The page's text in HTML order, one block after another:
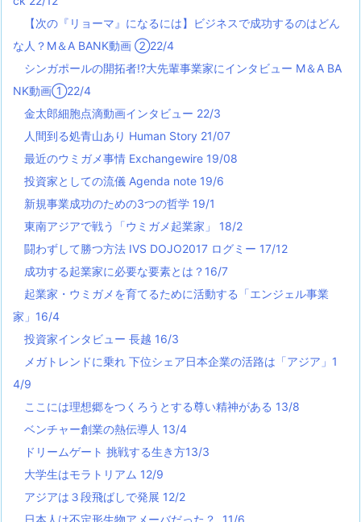
【次の『リョーマ』になるには】ビジネスで成功するのはどん
な人？M＆A BANK動画 ②22/4
シンガポールの開拓者!?大先輩事業家にインタビュー M＆A BA
NK動画①22/4
金太郎細胞点滴動画インタビュー 22/3
人間到る処青山あり Human Story 21/07
最近のウミガメ事情 Exchangewire 19/08
投資家としての流儀 Agenda note 19/6
新規事業成功のための3つの哲学 19/1
東南アジアで戦う「ウミガメ起業家」 18/2
闘わずして勝つ方法 IVS DOJO2017 ログミー 17/12
成功する起業家に必要な要素とは？16/7
起業家・ウミガメを育てるために活動する「エンジェル事業
家」16/4
投資家インタビュー 長越 16/3
メガトレンドに乗れ 下位シェア日本企業の活路は「アジア」1
4/9
ここには理想郷をつくろうとする尊い精神がある 13/8
ベンチャー創業の熱伝導人 13/4
ドリームゲート 挑戦する生き方13/3
大学生はモラトリアム 12/9
アジアは３段飛ばしで発展 12/2
日本人は不定形生物アメーバだった？ 11/6